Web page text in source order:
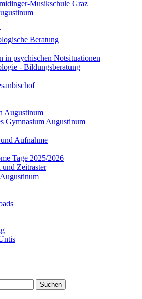
Musikschule Graz
Beratung
in psychischen Notsituationen
- Bildungsberatung
Augustinum
Gymnasium Augustinum
Aufnahme
Tage 2025/2026
und Zeitraster
Suchen